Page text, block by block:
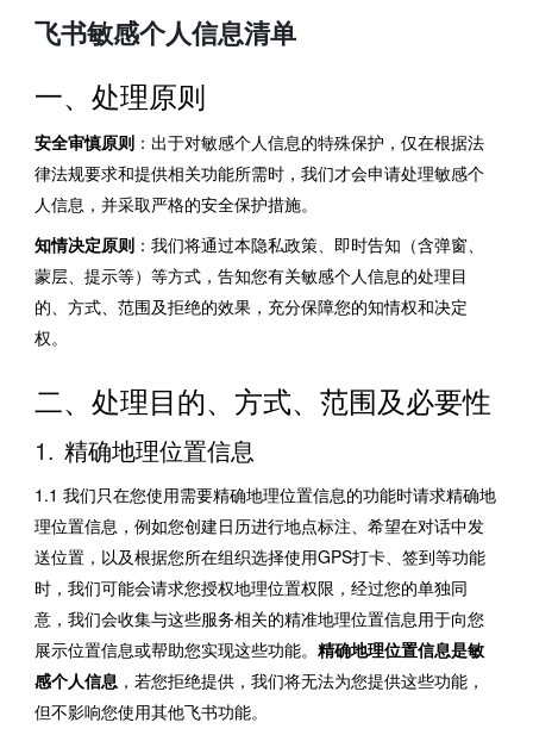
飞书敏感个人信息清单
一、处理原则
安全审慎原则：出于对敏感个人信息的特殊保护，仅在根据法
律法规要求和提供相关功能所需时，我们才会申请处理敏感个
人信息，并采取严格的安全保护措施。
知情决定原则：我们将通过本隐私政策、即时告知（含弹窗、
蒙层、提示等）等方式，告知您有关敏感个人信息的处理目
的、方式、范围及拒绝的效果，充分保障您的知情权和决定
权。
二、处理目的、方式、范围及必要性
精确地理位置信息
1.1 我们只在您使用需要精确地理位置信息的功能时请求精确地
理位置信息，例如您创建日历进行地点标注、希望在对话中发
送位置，以及根据您所在组织选择使用GPS打卡、签到等功能
时，我们可能会请求您授权地理位置权限，经过您的单独同
意，我们会收集与这些服务相关的精准地理位置信息用于向您
展示位置信息或帮助您实现这些功能。 精确地理位置信息是敏
感个人信息 ，若您拒绝提供，我们将无法为您提供这些功能，
但不影响您使用其他飞书功能。